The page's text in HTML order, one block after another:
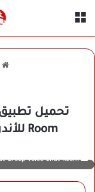
Room للأندرويد 2026 أخر إصدار مجانًا
StarChat Group Voice Chat Room